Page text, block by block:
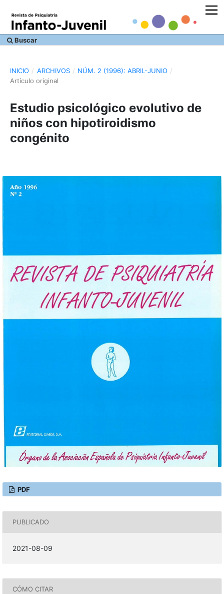
Buscar
INICIO / ARCHIVOS / NÚM. 2 (1996): ABRIL-JUNIO /
Artículo original
Estudio psicológico evolutivo de
niños con hipotiroidismo
congénito
PDF
PUBLICADO
2021-08-09
CÓMO CITAR